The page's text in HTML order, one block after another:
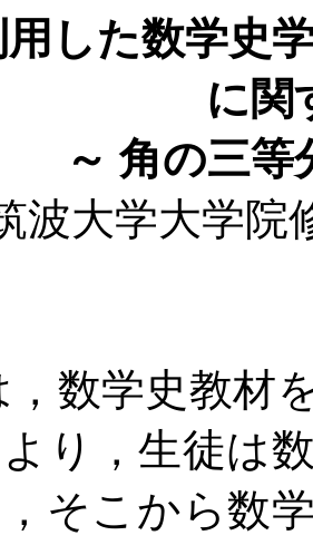
した数学史
に関
～ 角の三等
波大学大学
，数学史教材
り，生徒は
そこから数